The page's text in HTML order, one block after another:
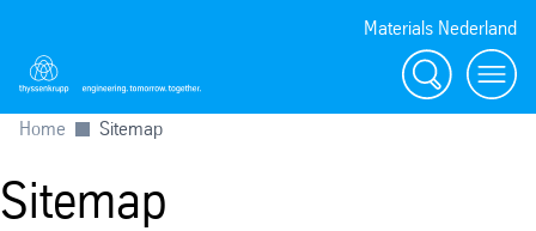
Materials Nederland
Zoek
Home Sitemap
Sitemap